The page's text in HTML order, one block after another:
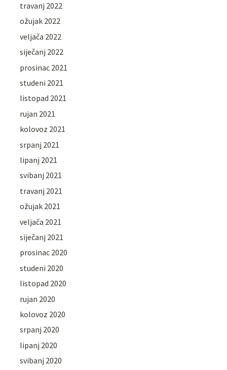
travanj 2022
ožujak 2022
veljača 2022
siječanj 2022
prosinac 2021
studeni 2021
listopad 2021
rujan 2021
kolovoz 2021
srpanj 2021
lipanj 2021
svibanj 2021
travanj 2021
ožujak 2021
veljača 2021
siječanj 2021
prosinac 2020
studeni 2020
listopad 2020
rujan 2020
kolovoz 2020
srpanj 2020
lipanj 2020
svibanj 2020